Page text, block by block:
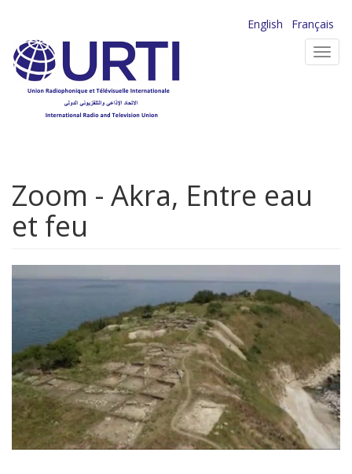
contenu
principal
English
Français
Zoom - Akra, Entre eau
et feu